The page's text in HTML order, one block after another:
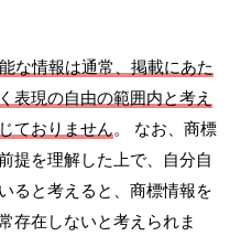
な情報は通常、掲載にあた
表現の自由の範囲内と考え
ておりません。 なお、商標
提を理解した上で、自分自
ると考えると、商標情報を
存在しないと考えられま